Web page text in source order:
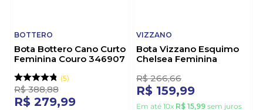
BOTTERO
Bota Bottero Cano Curto
Feminina Couro 346907
5
R$ 388,88
R$ 279,99
VIZZANO
Bota Vizzano Esquimo
Chelsea Feminina
3110.201.31262 Caramelo
R$ 266,66
R$ 159,99